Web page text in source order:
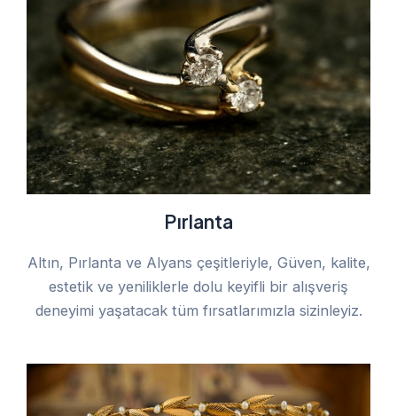
Pırlanta
Altın, Pırlanta ve Alyans çeşitleriyle, Güven, kalite,
estetik ve yeniliklerle dolu keyifli bir alışveriş
deneyimi yaşatacak tüm fırsatlarımızla sizinleyiz.